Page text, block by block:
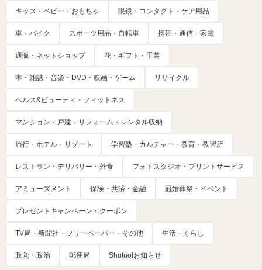
キッズ・ベビー・おもちゃ 眼鏡・コンタクト・ケア用品
車・バイク スポーツ用品・自転車 携帯・通信・家電
通販・ネットショップ 花・ギフト・手芸
本・雑誌・音楽・DVD・映画・ゲーム リサイクル
ヘルス&ビューティ・フィットネス
マンション・戸建・リフォーム・レンタル収納
旅行・ホテル・リゾート 学習塾・カルチャー・教育・教習所
レストラン・デリバリー・外食 フォトスタジオ・プリントサービス
アミューズメント 保険・共済・金融 冠婚葬祭・イベント
プレゼントキャンペーン・クーポン
TV局・新聞社・フリーペーパー・その他 生活・くらし
政党・政治 郵便局 Shufoo!お知らせ